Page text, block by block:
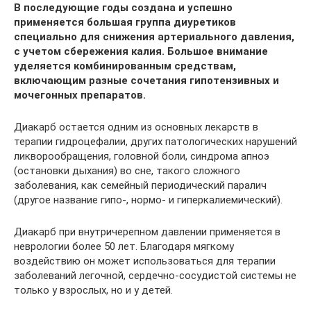
В последующие годы создана и успешно
применяется большая группа диуретиков
специально для снижения артериального давления,
с учетом сбережения калия. Большое внимание
уделяется комбинированным средствам,
включающим разные сочетания гипотензивных и
мочегонных препаратов.
Диакарб остается одним из основных лекарств в
терапии гидроцефалии, других патологических нарушений
ликворообращения, головной боли, синдрома апноэ
(остановки дыхания) во сне, такого сложного
заболевания, как семейный периодический паралич
(другое название гипо-, нормо- и гиперкалиемический).
Диакарб при внутричерепном давлении применяется в
неврологии более 50 лет. Благодаря мягкому
воздействию он может использоваться для терапии
заболеваний легочной, сердечно-сосудистой системы не
только у взрослых, но и у детей.